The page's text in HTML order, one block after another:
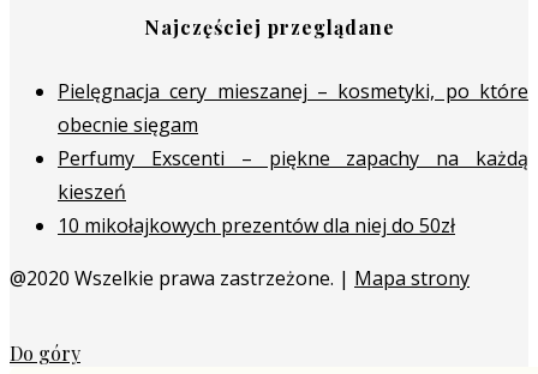
Najczęściej przeglądane
Pielęgnacja cery mieszanej – kosmetyki, po które
obecnie sięgam
Perfumy Exscenti – piękne zapachy na każdą
kieszeń
10 mikołajkowych prezentów dla niej do 50zł
@2020 Wszelkie prawa zastrzeżone. | Mapa strony
Do góry